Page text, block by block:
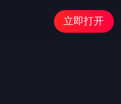
立即打开